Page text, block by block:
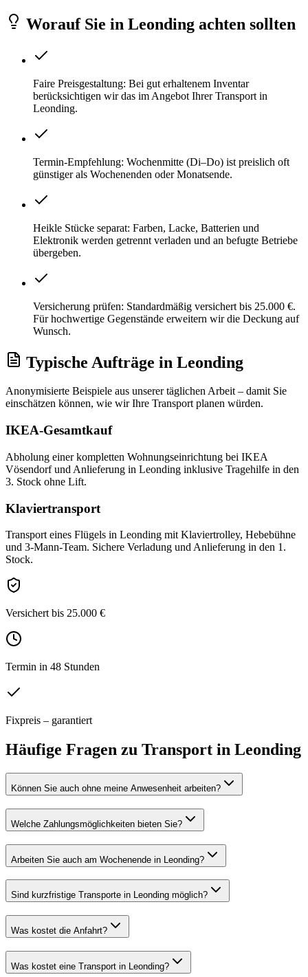
Worauf Sie in Leonding achten sollten
Faire Preisgestaltung: Bei gut erhaltenem Inventar
berücksichtigen wir das im Angebot Ihrer Transport in
Leonding.
Termin-Empfehlung: Wochenmitte (Di–Do) ist preislich oft
günstiger als Wochenenden oder Monatsende.
Heikle Stücke separat: Farben, Lacke, Batterien und
Elektronik werden getrennt verladen und an befugte Betriebe
übergeben.
Versicherung prüfen: Standardmäßig versichert bis 25.000 €.
Für hochwertige Gegenstände erweitern wir die Deckung auf
Wunsch.
Typische Aufträge in Leonding
Anonymisierte Beispiele aus unserer täglichen Arbeit – damit Sie
einschätzen können, wie wir Ihre Transportplanen würden.
IKEA-Gesamtkauf
Abholung einer kompletten Wohnungseinrichtung bei IKEA
Vösendorf und Anlieferung in Leonding inklusive Tragehilfe in den
3. Stock ohne Lift.
Klaviertransport
Transport eines Flügels in Leonding mit Klaviertrolley, Hebebühne
und 3-Mann-Team. Sichere Verladung und Anlieferung in den 1.
Stock.
Versichert bis 25.000 €
Termin in 48 Stunden
Fixpreis – garantiert
Häufige Fragen zu Transport in Leonding
Können Sie auch ohne meine Anwesenheit arbeiten?
Welche Zahlungsmöglichkeiten bieten Sie?
Arbeiten Sie auch am Wochenende in Leonding?
Sind kurzfristige Transporte in Leonding möglich?
Was kostet die Anfahrt?
Was kostet eine Transport in Leonding?